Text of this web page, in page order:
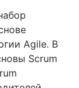
Agile. В
Scrum